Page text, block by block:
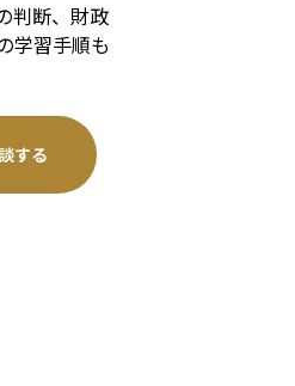
判断、財政
学習手順も
する